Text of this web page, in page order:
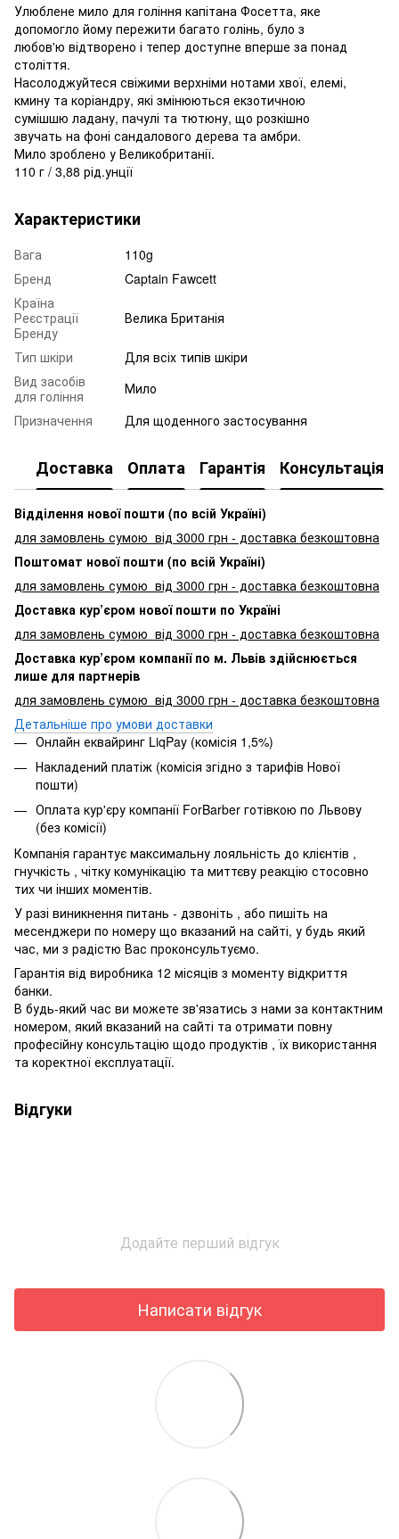
Улюблене мило для гоління капітана Фосетта, яке
допомогло йому пережити багато голінь, було з
любов'ю відтворено і тепер доступне вперше за понад
століття.
Насолоджуйтеся свіжими верхніми нотами хвої, елемі,
кмину та коріандру, які змінюються екзотичною
сумішшю ладану, пачулі та тютюну, що розкішно
звучать на фоні сандалового дерева та амбри.
Мило зроблено у Великобританії.
110 г / 3,88 рід.унції
Характеристики
Вага
110g
Бренд
Captain Fawcett
Країна
Реєстрації
Бренду
Велика Британія
Тип шкіри
Для всіх типів шкіри
Вид засобів
для гоління
Мило
Призначення
Для щоденного застосування
Доставка Оплата Гарантія Консультація
Відділення нової пошти (по всій Україні)
для замовлень сумою від 3000 грн - доставка безкоштовна
Поштомат нової пошти (по всій Україні)
для замовлень сумою від 3000 грн - доставка безкоштовна
Доставка кур’єром нової пошти по Україні
для замовлень сумою від 3000 грн - доставка безкоштовна
Доставка кур’єром компанії по м. Львів здійснюється
лише для партнерів
для замовлень сумою від 3000 грн - доставка безкоштовна
Детальніше про умови доставки
Онлайн еквайринг LiqPay (комісія 1,5%)
Накладений платіж (комісія згідно з тарифів Нової
пошти)
Оплата кур'єру компанії ForBarber готівкою по Львову
(без комісії)
Компанія гарантує максимальну лояльність до клієнтів ,
гнучкість , чітку комунікацію та миттєву реакцію стосовно
тих чи інших моментів.
У разі виникнення питань - дзвоніть , або пишіть на
месенджери по номеру що вказаний на сайті, у будь який
час, ми з радістю Вас проконсультуємо.
Гарантія від виробника 12 місяців з моменту відкриття
банки.
В будь-який час ви можете зв'язатись з нами за контактним
номером, який вказаний на сайті та отримати повну
професійну консультацію щодо продуктів , їх використання
та коректної експлуатації.
Відгуки
Додайте перший відгук
Написати відгук